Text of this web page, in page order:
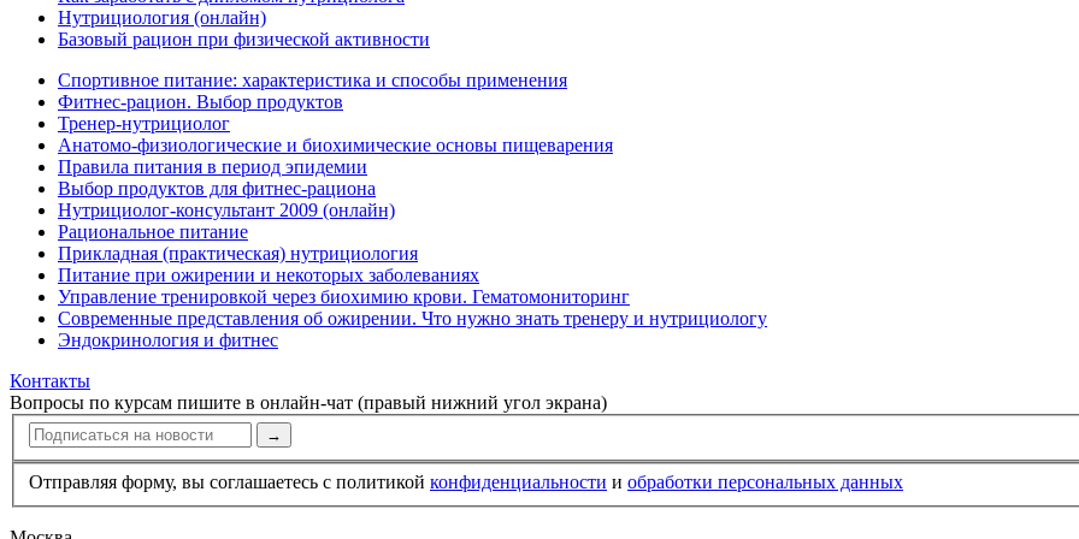
Нутрициология (онлайн)
Базовый рацион при физической активности
Спортивное питание: характеристика и способы применения
Фитнес-рацион. Выбор продуктов
Тренер-нутрициолог
Анатомо-физиологические и биохимические основы пищеварения
Правила питания в период эпидемии
Выбор продуктов для фитнес-рациона
Нутрициолог-консультант 2009 (онлайн)
Рациональное питание
Прикладная (практическая) нутрициология
Питание при ожирении и некоторых заболеваниях
Управление тренировкой через биохимию крови. Гематомониторинг
Современные представления об ожирении. Что нужно знать тренеру и нутрициологу
Эндокринология и фитнес
Контакты
Вопросы по курсам пишите в онлайн-чат (правый нижний угол экрана)
→
Отправляя форму, вы соглашаетесь с политикой конфи­ден­циальности и обработки персональных данных